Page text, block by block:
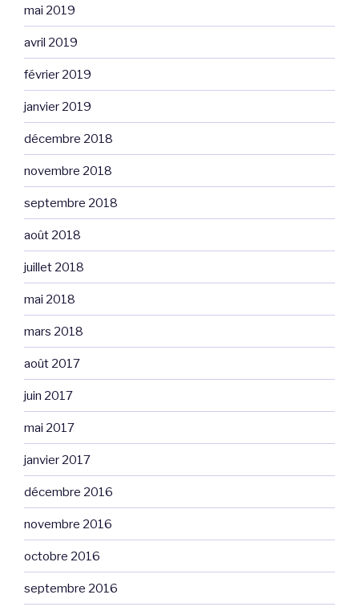
mai 2019
avril 2019
février 2019
janvier 2019
décembre 2018
novembre 2018
septembre 2018
août 2018
juillet 2018
mai 2018
mars 2018
août 2017
juin 2017
mai 2017
janvier 2017
décembre 2016
novembre 2016
octobre 2016
septembre 2016